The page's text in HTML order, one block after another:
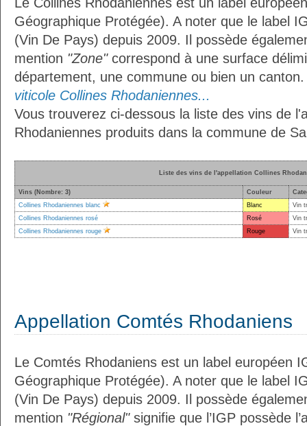
Géographique Protégée). A noter que le label
(Vin De Pays) depuis 2009. Il possède
mention "Zone"correspond à une surface
département, une commune ou bien un
viticole Collines Rhodaniennes...
Vous trouverez ci-dessous la liste des vins de
Rhodaniennes produits dans la commune de
Liste des vins de l'appellation Collines
Vins (Nombre: 3) Couleur
Collines Rhodaniennes blanc
Blanc
Vin
Collines Rhodaniennes rosé
Rosé
Vin
Collines Rhodaniennes rouge
Rouge Vin
Appellation Comtés Rhodaniens
Le Comtés Rhodaniens est un label européen
Géographique Protégée). A noter que le label
(Vin De Pays) depuis 2009. Il possède
mention "Régional"signifie que l’IGP possède